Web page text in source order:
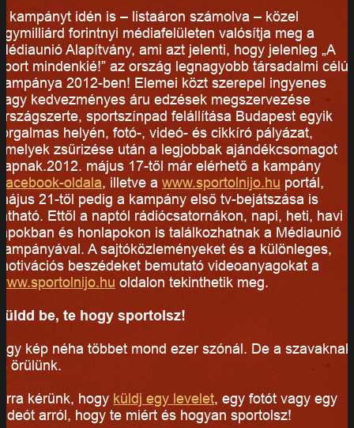
kampányt idén is – listaáron számolva – közel
forintnyi médiafelületen valósítja meg a
Alapítvány, ami azt jelenti, hogy jelenleg „A
mindenkié!” az ország legnagyobb társadalmi célú
2012-ben! Elemei közt szerepel ingyenes
kedvezményes áru edzések megszervezése
sportszínpad felállítása Budapest egyik
helyén, fotó-, videó- és cikkíró pályázat,
zsűrizése után a legjobbak ajándékcsomagot
május 17-től már elérhető a kampány
oldala, illetve a www.sportolnijo.hu portál,
21-től pedig a kampány első tv-bejátszása is
Ettől a naptól rádiócsatornákon, napi, heti, havi
és honlapokon is találkozhatnak a Médiaunió
A sajtóközleményeket és a különleges,
beszédeket bemutató videoanyagokat a
oldalon tekinthetik meg.
be, te hogy sportolsz!
kép néha többet mond ezer szónál. De a szavaknak
örülünk.
kérünk, hogyküldj egy levelet, egy fotót vagy egy
arról, hogy te miért és hogyan sportolsz!